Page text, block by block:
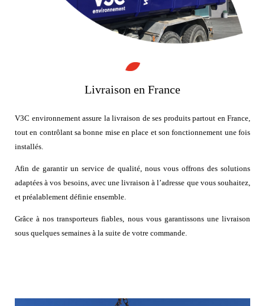
NOS SERVICES
MAINTENANCE
INSTALLATION
LIVRAISON
WASTEAIR
WASTEBIN
WASTEOIL
WASTEQUIP
NOS ACTUALITÉS
RECRUTEMENT
Livraison en France
V3C environnement assure la livraison de ses produits partout en France,
tout en contrôlant sa bonne mise en place et son fonctionnement une fois
installés.
Afin de garantir un service de qualité, nous vous offrons des solutions
adaptées à vos besoins, avec une livraison à l’adresse que vous souhaitez,
et préalablement définie ensemble.
Grâce à nos transporteurs fiables, nous vous garantissons une livraison
sous quelques semaines à la suite de votre commande.